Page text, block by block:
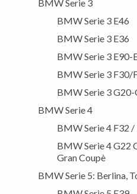
BMW Serie 3
BMW Serie 3 E46
BMW Serie 3 E36
BMW Serie 3 E90-
BMW Serie 3 F30/
BMW Serie 3
BMW Serie 4
BMW Serie 4 F32 /
BMW Serie 4 G22
Gran Coupè
BMW Serie 5: Berlina,